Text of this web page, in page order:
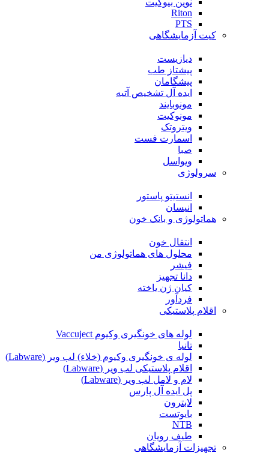
Riton
PTS
کیت آزمایشگاهی
دیازیست
پیشتاز طب
پیشگامان
ایده آل تشخیص آتیه
مونوبایند
مونوکیت
ویتروتک
اسمارت فست
صبا
ویواسل
سرولوژی
انستیتو پاستور
انیسان
هماتولوژی و بانک خون
انتقال خون
محلول های هماتولوژی من
فیشر
دانا تجهیز
کیان ژن یاخته
فردآور
اقلام پلاستیکی
لوله های خونگیری وکیوم Vaccuject
تانیا
لوله ی خونگیری وکیوم (خلاء) لب ویر (Labware)
اقلام پلاستیکی لب ویر (Labware)
لام و لامل لب ویر (Labware)
پل ایده آل پارس
لابترون
بایوتست
NTB
طیف رویان
تجهیزات آزمایشگاهی